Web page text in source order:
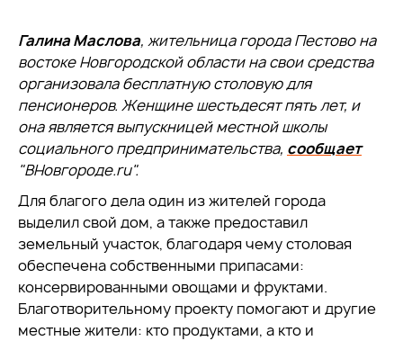
Галина Маслова, жительница города Пестово на
востоке Новгородской области на свои средства
организовала бесплатную столовую для
пенсионеров. Женщине шестьдесят пять лет, и
она является выпускницей местной школы
социального предпринимательства, сообщает
"ВНовгороде.ru".
Для благого дела один из жителей города
выделил свой дом, а также предоставил
земельный участок, благодаря чему столовая
обеспечена собственными припасами:
консервированными овощами и фруктами.
Благотворительному проекту помогают и другие
местные жители: кто продуктами, а кто и